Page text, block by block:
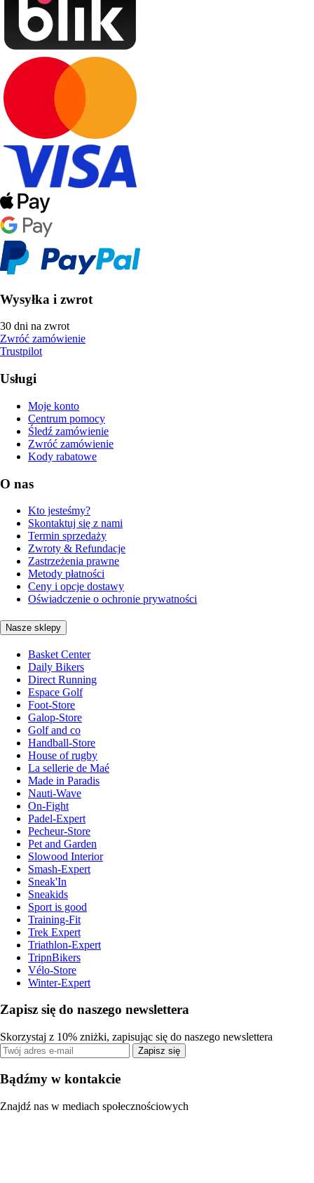
Wysyłka i zwrot
30 dni na zwrot
Zwróć zamówienie
Trustpilot
Usługi
Moje konto
Centrum pomocy
Śledź zamówienie
Zwróć zamówienie
Kody rabatowe
O nas
Kto jesteśmy?
Skontaktuj się z nami
Termin sprzedaży
Zwroty & Refundacje
Zastrzeżenia prawne
Metody płatności
Ceny i opcje dostawy
Oświadczenie o ochronie prywatności
Nasze sklepy
Basket Center
Daily Bikers
Direct Running
Espace Golf
Foot-Store
Galop-Store
Golf and co
Handball-Store
House of rugby
La sellerie de Maé
Made in Paradis
Nauti-Wave
On-Fight
Padel-Expert
Pecheur-Store
Pet and Garden
Slowood Interior
Smash-Expert
Sneak'In
Sneakids
Sport is good
Training-Fit
Trek Expert
Triathlon-Expert
TripnBikers
Vélo-Store
Winter-Expert
Zapisz się do naszego newslettera
Skorzystaj z 10% zniżki, zapisując się do naszego newslettera
Zapisz się
Bądźmy w kontakcie
Znajdź nas w mediach społecznościowych